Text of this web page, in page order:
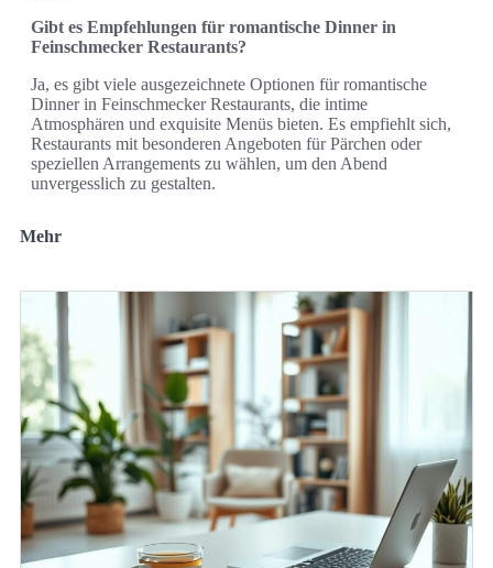
Gibt es Empfehlungen für romantische Dinner in
Feinschmecker Restaurants?
Ja, es gibt viele ausgezeichnete Optionen für romantische
Dinner in Feinschmecker Restaurants, die intime
Atmosphären und exquisite Menüs bieten. Es empfiehlt sich,
Restaurants mit besonderen Angeboten für Pärchen oder
speziellen Arrangements zu wählen, um den Abend
unvergesslich zu gestalten.
Mehr